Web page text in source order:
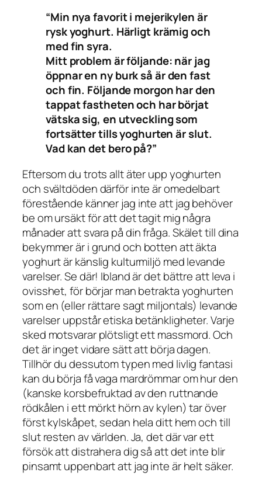
“Min nya favorit i mejerikylen är
rysk yoghurt. Härligt krämig och
med fin syra.
Mitt problem är följande: när jag
öppnar en ny burk så är den fast
och fin. Följande morgon har den
tappat fastheten och har börjat
vätska sig, en utveckling som
fortsätter tills yoghurten är slut.
Vad kan det bero på?”
Eftersom du trots allt äter upp yoghurten
och svältdöden därför inte är omedelbart
förestående känner jag inte att jag behöver
be om ursäkt för att det tagit mig några
månader att svara på din fråga. Skälet till dina
bekymmer är i grund och botten att äkta
yoghurt är känslig kulturmiljö med levande
varelser. Se där! Ibland är det bättre att leva i
ovisshet, för börjar man betrakta yoghurten
som en (eller rättare sagt miljontals) levande
varelser uppstår etiska betänkligheter. Varje
sked motsvarar plötsligt ett massmord. Och
det är inget vidare sätt att börja dagen.
Tillhör du dessutom typen med livlig fantasi
kan du börja få vaga mardrömmar om hur den
(kanske korsbefruktad av den ruttnande
rödkålen i ett mörkt hörn av kylen) tar över
först kylskåpet, sedan hela ditt hem och till
slut resten av världen. Ja, det där var ett
försök att distrahera dig så att det inte blir
pinsamt uppenbart att jag inte är helt säker.